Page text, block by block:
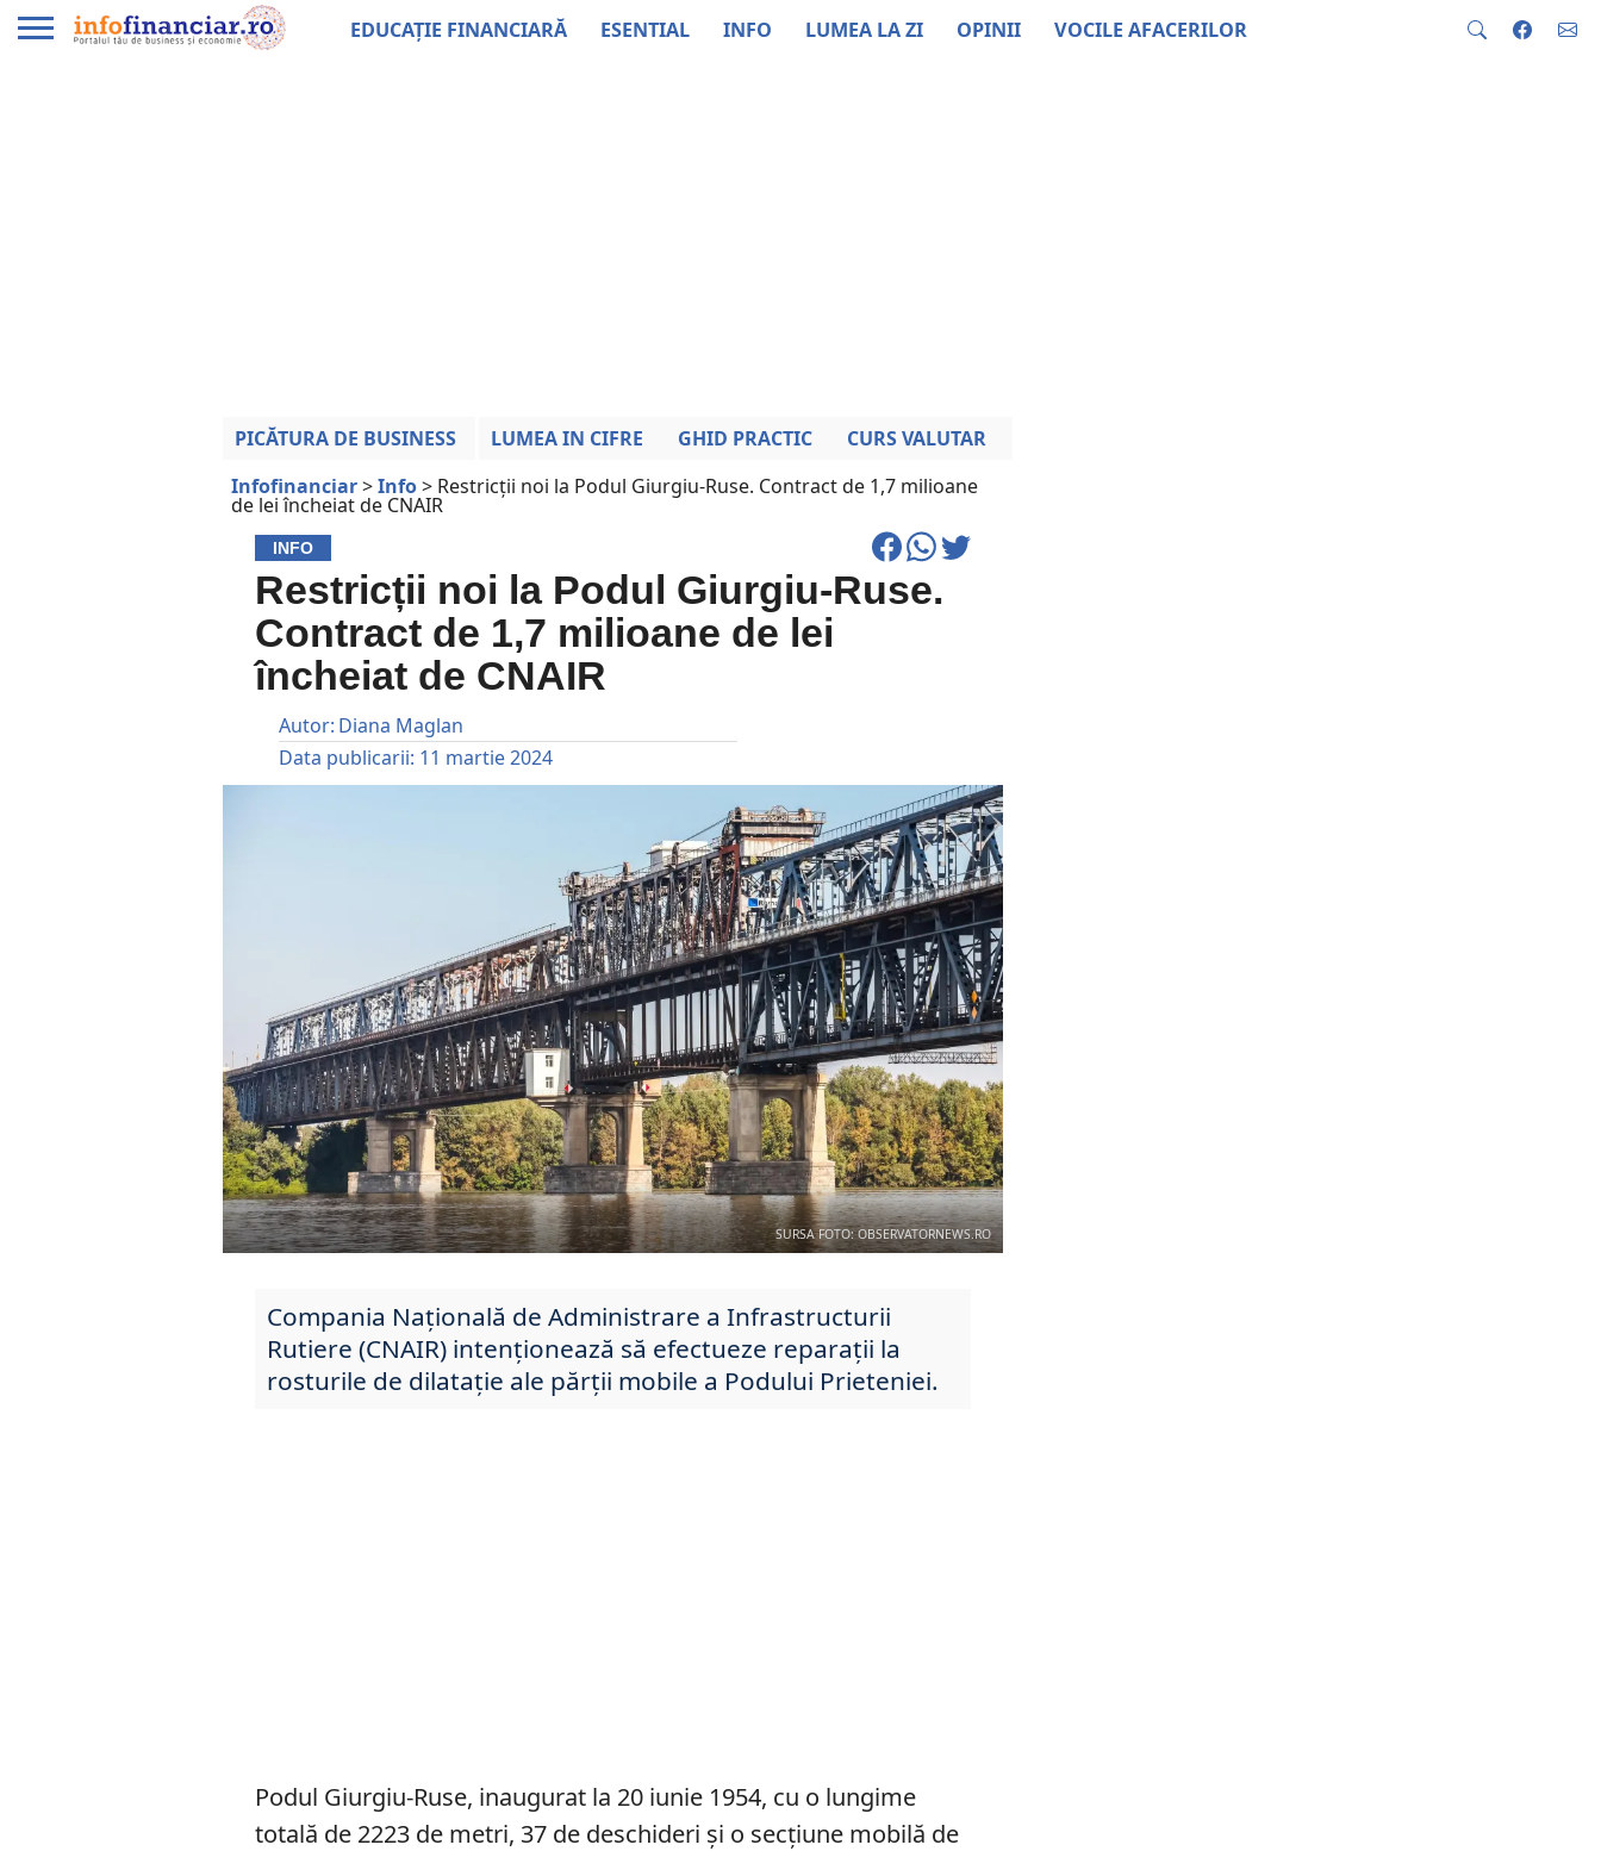
EDUCAȚIE FINANCIARĂ ESENTIAL INFO LUMEA LA ZI OPINII VOCILE AFACERILOR
PICĂTURA DE BUSINESS LUMEA IN CIFRE GHID PRACTIC
CURS VALUTAR
Infofinanciar>Info> Restricții noi la Podul Giurgiu-Ruse. Contract de 1,7 milioane
de lei încheiat de CNAIR
INFO
Restricții noi la Podul Giurgiu-Ruse.
Contract de 1,7 milioane de lei
încheiat de CNAIR
Autor: Diana Maglan
Data publicarii: 11 martie 2024
SURSA FOTO: OBSERVATORNEWS.RO
Compania Națională de Administrare a Infrastructurii
Rutiere (CNAIR) intenționează să efectueze reparații la
rosturile de dilatație ale părții mobile a Podului Prieteniei.
Podul Giurgiu-Ruse, inaugurat la 20 iunie 1954, cu o lungime
totală de 2223 de metri, 37 de deschideri și o secțiune mobilă de